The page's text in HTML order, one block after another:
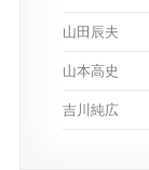
山田辰夫
山本高史
吉川純広